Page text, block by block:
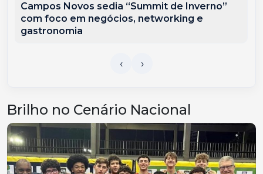
Campos Novos sedia “Summit de Inverno”
com foco em negócios, networking e
gastronomia
Brilho no Cenário Nacional